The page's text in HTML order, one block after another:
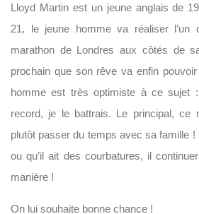
Lloyd Martin est un jeune anglais de
21, le jeune homme va réaliser
marathon de Londres aux côtés de
prochain que son rêve va enfin
homme est très optimiste à ce sujet
record, je le battrais. Le principal, ce
plutôt passer du temps avec sa famille !
ou qu’il ait des courbatures, il
manière !
On lui souhaite bonne chance !